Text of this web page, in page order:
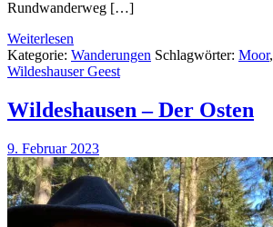
Rundwanderweg […]
Weiterlesen
Kategorie: Wanderungen Schlagwörter: Moor,
Wildeshauser Geest
Wildeshausen – Der Osten
9. Februar 2023